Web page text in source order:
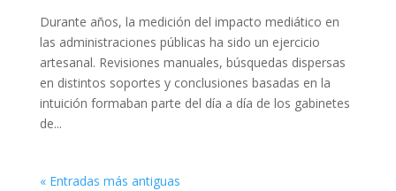
Durante años, la medición del impacto mediático en
las administraciones públicas ha sido un ejercicio
artesanal. Revisiones manuales, búsquedas dispersas
en distintos soportes y conclusiones basadas en la
intuición formaban parte del día a día de los gabinetes
de...
« Entradas más antiguas